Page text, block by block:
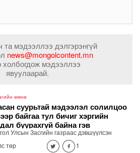
та мэдээллээ дэлгэрэнгүй
news@mongolcontent.mn
холбогдож мэдээллээ
явуулаарай.
өмнө
суурьтай мэдээлэл солилцоо
байгаа тул бичиг хэргийн
буурахгүй байна гэв
Улсын Засгийн газраас дэвшүүлсэн
үндэсний санаачилгын хүрээнд
үйл ажиллагааг цахим хэлбэрээр явуулах,
төр 1